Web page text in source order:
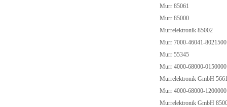
Murr 85061
Murr 85000
Murrelektronik 85002
Murr 7000-46041-
Murr 55345
Murr 4000-68000-
Murrelektronik GmbH
Murr 4000-68000-
Murrelektronik GmbH